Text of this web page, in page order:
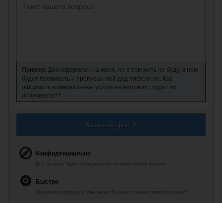
Пример: Дом оформлен на меня, но я там жить не буду, в нем
будет проживать и прописан мой дед постоянно. Как
оформить коммунальные услуги на него и кто будет их
оплачивать??
Задать вопрос
Конфиденциально
Все данные будут переданы по защищенному каналу.
Быстро
Заполните форму, и уже через 5 минут с вами свяжется юрист.